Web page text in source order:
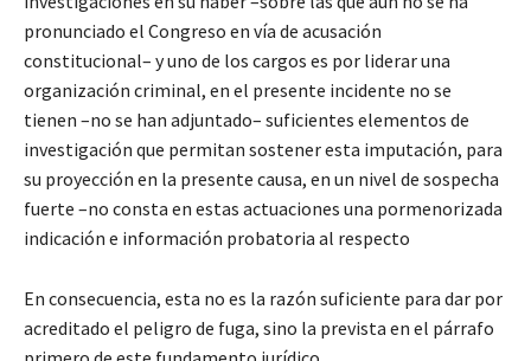
pronunciado el Congreso en vía de acusación
constitucional– y uno de los cargos es por liderar una
organización criminal, en el presente incidente no se
tienen –no se han adjuntado– suficientes elementos de
investigación que permitan sostener esta imputación, para
su proyección en la presente causa, en un nivel de sospecha
fuerte –no consta en estas actuaciones una pormenorizada
indicación e información probatoria al respecto
En consecuencia, esta no es la razón suficiente para dar por
acreditado el peligro de fuga, sino la prevista en el párrafo